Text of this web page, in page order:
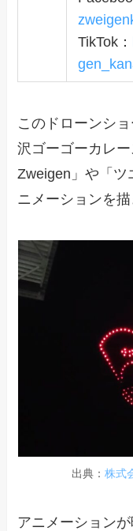
TikTok：
このドローンシ
沢ゴーゴーカレ
Zweigen」や「ツ
ニメーションを
出典： 株式
アニメーション